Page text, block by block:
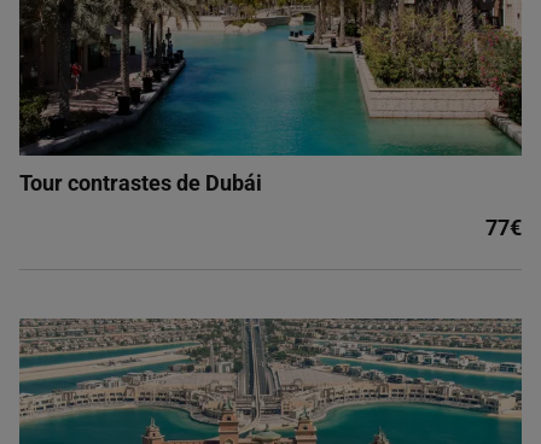
Tour contrastes de Dubái
77€